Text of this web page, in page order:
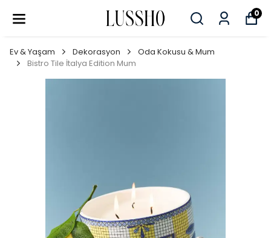
0
Ev & Yaşam Dekorasyon
Oda Kokusu & Mum
Bistro Tile İtalya Edition Mum